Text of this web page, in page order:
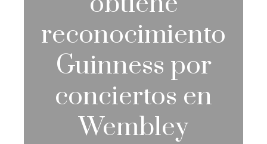
reconocimiento
Guinness por
conciertos en
Wembley